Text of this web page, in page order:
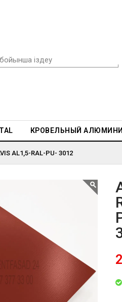
КРОВЕЛЬНЫЙ
AL1,5-RAL-PU- 3012